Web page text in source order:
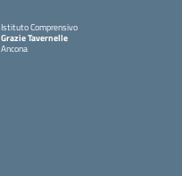
Istituto Comprensivo
Grazie Tavernelle
Ancona